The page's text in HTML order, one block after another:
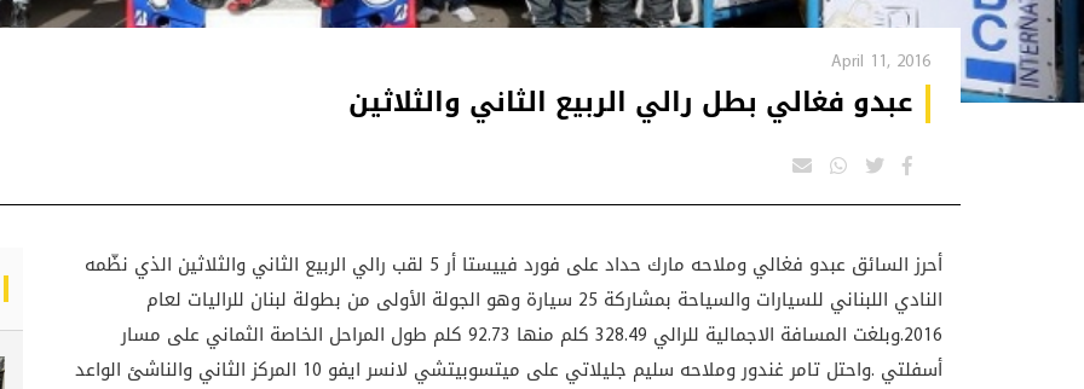
April 11, 2016
عبدو فغالي بطل رالي الربيع الثاني والثلاثين
أحرز السائق عبدو فغالي وملاحه مارك حداد على فورد فييستا أر 5 لقب رالي الربيع الثاني والثلاثين الذي نظّمه
النادي اللبناني للسيارات والسياحة بمشاركة 25 سيارة وهو الجولة الأولى من بطولة لبنان للراليات لعام
2016.وبلغت المسافة الاجمالية للرالي 328.49 كلم منها 92.73 كلم طول المراحل الخاصة الثماني على مسار
أسفلتي .واحتل تامر غندور وملاحه سليم جليلاتي على ميتسوبيتشي لانسر ايفو 10 المركز الثاني والناشئ الواعد